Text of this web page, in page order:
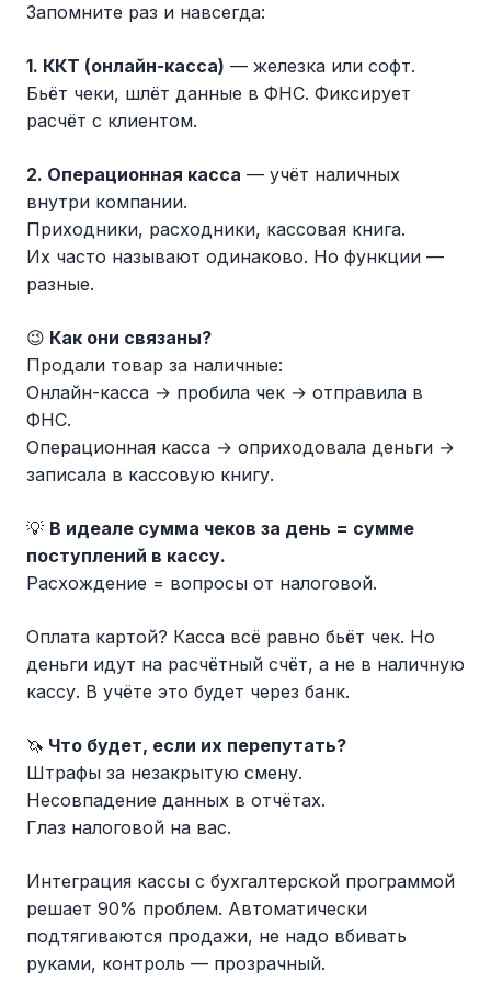
Запомните раз и навсегда:
1. ККТ (онлайн-касса) — железка или софт.
Бьёт чеки, шлёт данные в ФНС. Фиксирует
расчёт с клиентом.
2. Операционная касса — учёт наличных
внутри компании.
Приходники, расходники, кассовая книга.
Их часто называют одинаково. Но функции —
разные.
😉 Как они связаны?
Продали товар за наличные:
Онлайн-касса → пробила чек → отправила в
ФНС.
Операционная касса → оприходовала деньги →
записала в кассовую книгу.
💡 В идеале сумма чеков за день = сумме
поступлений в кассу.
Расхождение = вопросы от налоговой.
Оплата картой? Касса всё равно бьёт чек. Но
деньги идут на расчётный счёт, а не в наличную
кассу. В учёте это будет через банк.
🦄 Что будет, если их перепутать?
Штрафы за незакрытую смену.
Несовпадение данных в отчётах.
Глаз налоговой на вас.
Интеграция кассы с бухгалтерской программой
решает 90% проблем. Автоматически
подтягиваются продажи, не надо вбивать
руками, контроль — прозрачный.